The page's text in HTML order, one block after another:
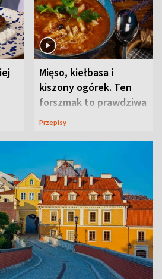
Mięso, kiełbasa i
kiszony ogórek. Ten
forszmak to prawdziwa
uczta
Przepisy